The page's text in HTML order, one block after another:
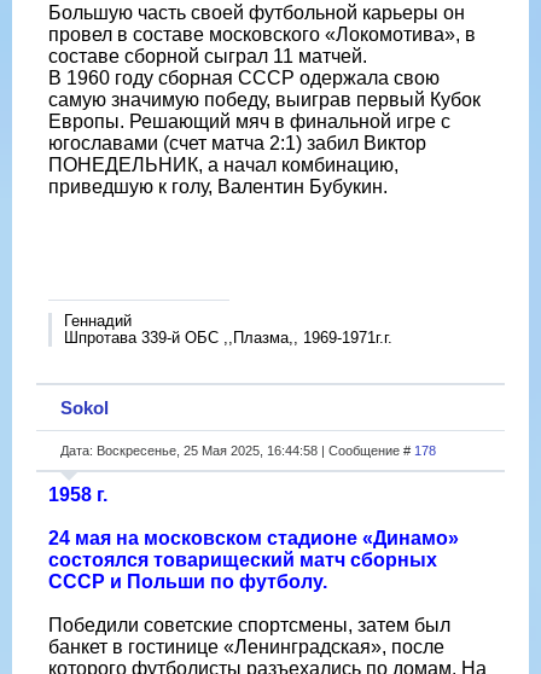
Большую часть своей футбольной карьеры он
провел в составе московского «Локомотива», в
составе сборной сыграл 11 матчей.
В 1960 году сборная СССР одержала свою
самую значимую победу, выиграв первый Кубок
Европы. Решающий мяч в финальной игре с
югославами (счет матча 2:1) забил Виктор
ПОНЕДЕЛЬНИК, а начал комбинацию,
приведшую к голу, Валентин Бубукин.
Геннадий
Шпротава 339-й ОБС ,,Плазма,, 1969-1971г.г.
Sokol
Дата: Воскресенье, 25 Мая 2025, 16:44:58 | Сообщение # 178
1958 г.
24 мая на московском стадионе «Динамо»
состоялся товарищеский матч сборных
СССР и Польши по футболу.
Победили советские спортсмены, затем был
банкет в гостинице «Ленинградская», после
которого футболисты разъехались по домам. На